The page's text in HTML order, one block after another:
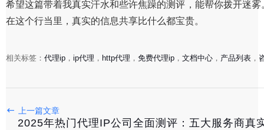
希望这篇带着我真实汗水和些许焦躁的测评，能帮你拨开迷
在这个行当里，真实的信息共享比什么都宝贵。
相关标签： 代理ip ， ip代理 ， http代理 ， 免费代理ip ， 文档中心 ， 产品列表 ，
上一篇文章
2025年热门代理IP公司全面测评：五大服务商真